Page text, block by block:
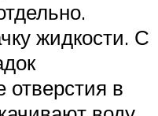
жидкости. С
отверстия в